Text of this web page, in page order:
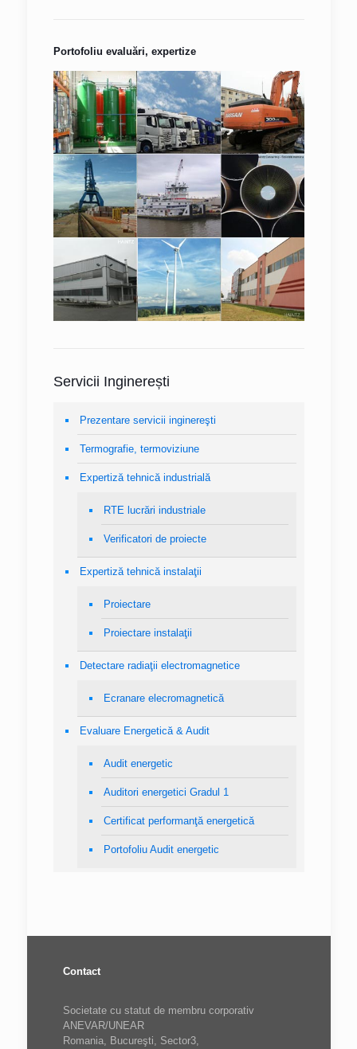
Portofoliu evaluări, expertize
Servicii Inginerești
Prezentare servicii inginereşti
Termografie, termoviziune
Expertiză tehnică industrială
RTE lucrări industriale
Verificatori de proiecte
Expertiză tehnică instalaţii
Proiectare
Proiectare instalaţii
Detectare radiaţii electromagnetice
Ecranare elecromagnetică
Evaluare Energetică & Audit
Audit energetic
Auditori energetici Gradul 1
Certificat performanţă energetică
Portofoliu Audit energetic
Contact
Societate cu statut de membru corporativ
ANEVAR/UNEAR
Romania, Bucureşti, Sector3,